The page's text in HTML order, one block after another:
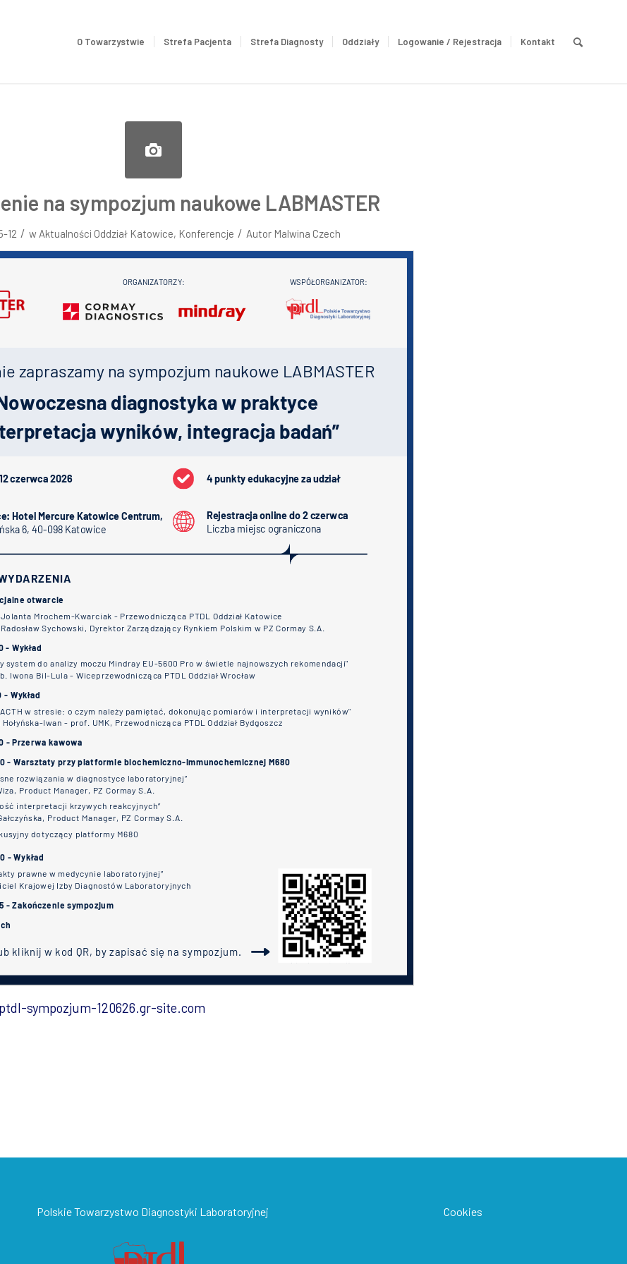
O Towarzystwie Strefa Pacjenta Strefa Diagnosty Oddziały Logowanie / Rejestracja Kontakt
na sympozjum naukowe LABMASTER
12 / w Aktualności Oddział Katowice, Konferencje / Autor Malwina Czech
ptdl-sympozjum-120626.gr-site.com
Polskie Towarzystwo Diagnostyki Laboratoryjnej Cookies